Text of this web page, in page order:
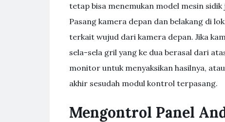
tetap bisa menemukan model mesin
Pasang kamera depan dan belakang di
terkait wujud dari kamera depan. Jika
sela-sela gril yang ke dua berasal dari
monitor untuk menyaksikan hasilnya,
akhir sesudah modul kontrol terpasang.
Mengontrol Panel